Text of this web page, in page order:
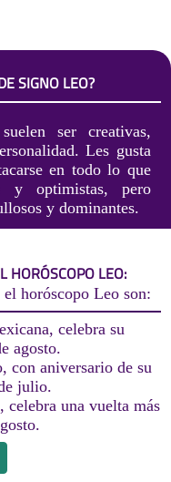
SIGNO LEO?
ser creativas,
Les gusta
en todo lo que
y optimistas, pero
y dominantes.
HORÓSCOPO LEO:
horóscopo Leo son:
celebra su
agosto.
con aniversario de su
julio.
celebra una vuelta más